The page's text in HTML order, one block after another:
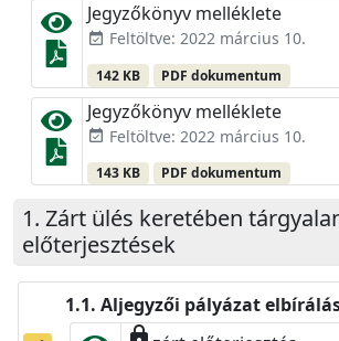
Jegyzőkönyv melléklete
event_available Feltöltve: 2022 március 10.
142 KB PDF dokumentum
Jegyzőkönyv melléklete
event_available Feltöltve: 2022 március 10.
143 KB PDF dokumentum
Zárt ülés keretében
előterjesztések
Aljegyzői pályázat